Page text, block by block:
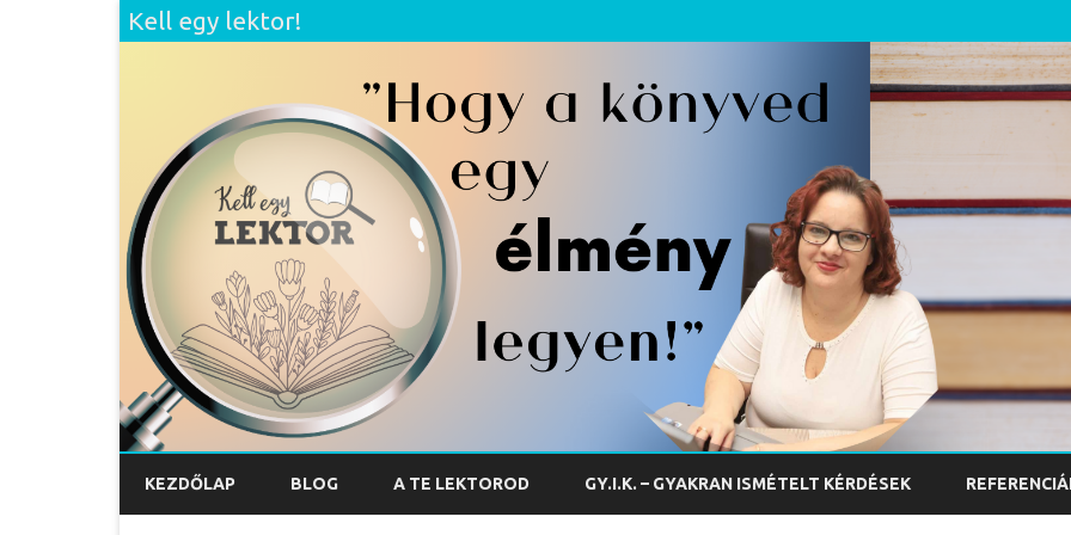
Kell egy lektor!
to
KEZDŐLAP BLOG A TE LEKTOROD GY.I.K. – GYAKRAN ISMÉTELT KÉRDÉSEK